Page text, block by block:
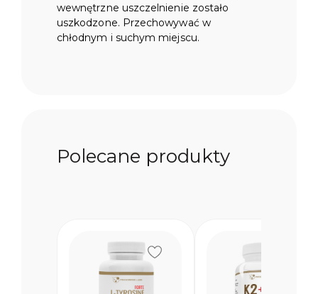
wewnętrzne uszczelnienie zostało
uszkodzone. Przechowywać w
chłodnym i suchym miejscu.
Polecane produkty